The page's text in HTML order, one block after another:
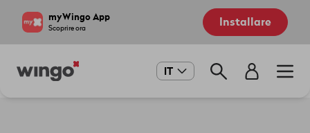
myWingo App
Scoprire ora Installare
Main
IT